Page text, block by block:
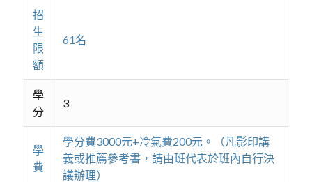
招
生
限
額
61名
學
分
3
學
費
學分費3000元+冷氣費200元。（凡影印講
義或推薦參考書，請由班代表於班內自行決
議辦理）